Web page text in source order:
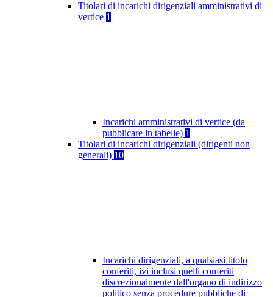
Titolari di incarichi dirigenziali amministrativi di
vertice 1
Incarichi amministrativi di vertice (da
pubblicare in tabelle) 1
Titolari di incarichi dirigenziali (dirigenti non
generali) 10
Incarichi dirigenziali, a qualsiasi titolo
conferiti, ivi inclusi quelli conferiti
discrezionalmente dall'organo di indirizzo
politico senza procedure pubbliche di